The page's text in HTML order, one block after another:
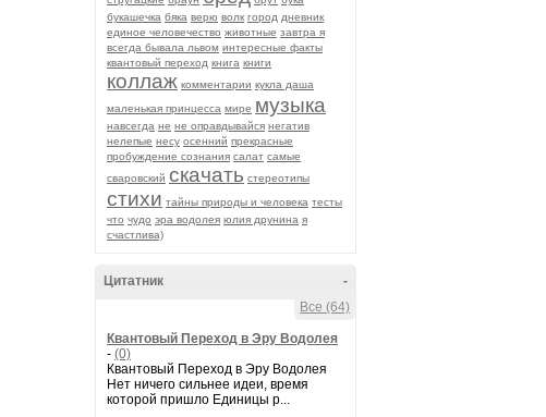
букашечка бяка верю волк город дневник
единое человечество животные завтра я
всегда бывала львом интересные факты
квантовый переход книга книги
коллаж комментарии кукла даша
маленькая принцесса мире музыка
навсегда не не оправдывайся негатив
нелепые несу осенний прекрасные
пробуждение сознания салат самые
сваровский скачать стереотипы
стихи тайны природы и человека тесты
что чудо эра водолея юлия друнина я
счастлива)
-
Цитатник
Все (64)
Квантовый Переход в Эру Водолея
- (0)
Квантовый Переход в Эру Водолея
Нет ничего сильнее идеи, время
которой пришло Единицы р...